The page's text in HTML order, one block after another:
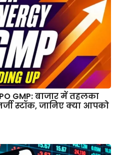
GMP: बाजार में तहलका
स्टॉक, जानिए क्या आपको